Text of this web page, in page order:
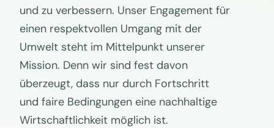
und zu verbessern. Unser Engagement für
einen respektvollen Umgang mit der
Umwelt steht im Mittelpunkt unserer
Mission. Denn wir sind fest davon
überzeugt, dass nur durch Fortschritt
und faire Bedingungen eine nachhaltige
Wirtschaftlichkeit möglich ist.